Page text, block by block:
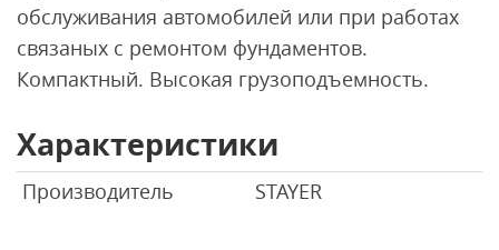
обслуживания автомобилей или при работах
связаных с ремонтом фундаментов.
Компактный. Высокая грузоподъемность.
Характеристики
Производитель STAYER